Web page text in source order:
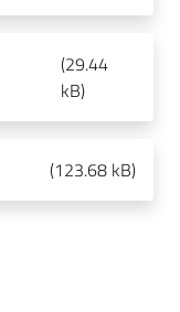
(29.44
kB)
(123.68 kB)